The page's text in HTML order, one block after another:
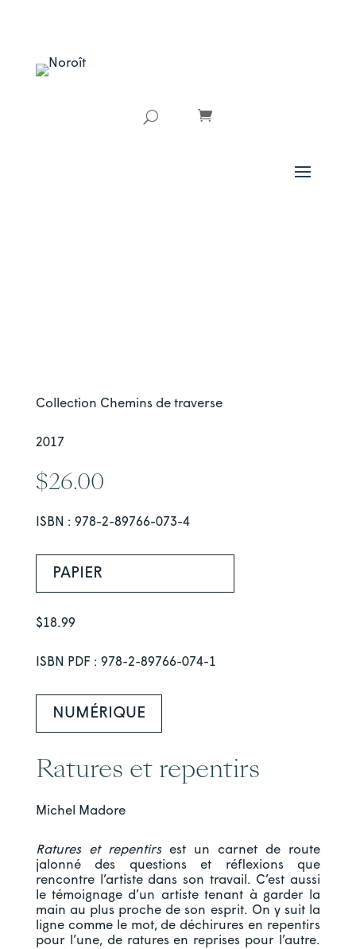
Collection Chemins de traverse
2017
$26.00
ISBN : 978-2-89766-073-4
PAPIER
$18.99
ISBN PDF : 978-2-89766-074-1
NUMÉRIQUE
Ratures et repentirs
Michel Madore
Ratures et repentirsest un carnet de route
jalonné des questions et réflexions que
rencontre l’artiste dans son travail. C’est aussi
le témoignage d’un artiste tenant à garder la
main au plus proche de son esprit. On y suit la
ligne comme le mot, de déchirures en repentirs
pour l’une, de ratures en reprises pour l’autre.